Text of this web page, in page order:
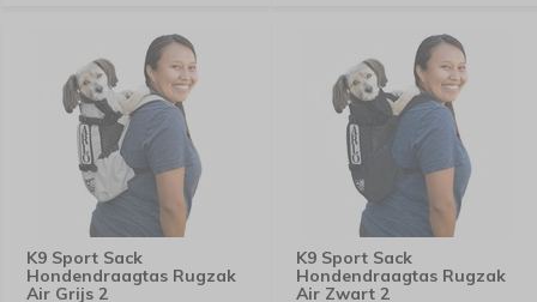
K9 Sport Sack
Hondendraagtas Rugzak
Air Grijs 2
K9 Sport Sack
Hondendraagtas Rugzak
Air Zwart 2